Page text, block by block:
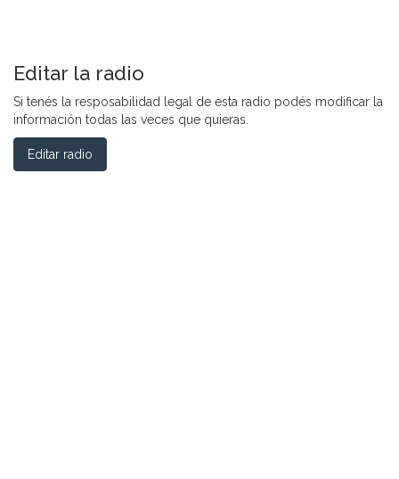
Editar la radio
Si tenés la resposabilidad legal de esta radio podés modificar la
información todas las veces que quieras.
Editar radio